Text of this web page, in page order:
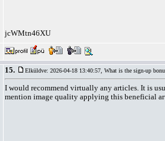
jcWMtn46XU
15. Elküldve: 2026-04-18 13:40:57, What is the sign-up
I would recommend virtually any articles. It is
mention image quality applying this beneficial